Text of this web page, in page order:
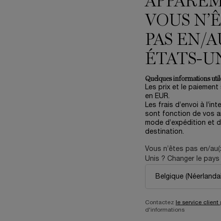
couleur 25 Platine pour OMBRE HYPNÔSE STYLO REGARD MAT
NOT YOUR ROSE
✓ Absolue Le Parfum - Eau de
100 ml
AJOUTER AU PANIER
VOUS
PAS EN/
ÉTATS-
Quelques informations
Les prix et le
en EUR.
Les frais d’envoi à
sont fonction de vos
mode d’expédition et
destination.
Vous n’êtes pas en/
Unis ? Changer le
Contactez le service client
d'informations